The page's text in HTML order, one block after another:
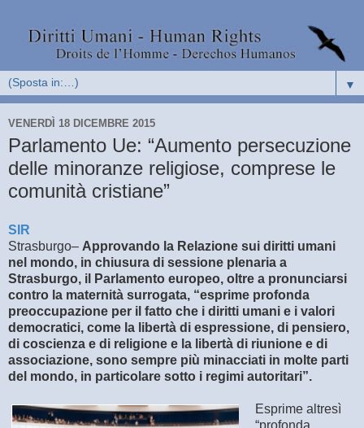
▼
VENERDÌ 18 DICEMBRE 2015
Parlamento Ue: “Aumento persecuzione
delle minoranze religiose, comprese le
comunità cristiane”
SIR
Strasburgo– Approvando la Relazione sui diritti umani
nel mondo, in chiusura di sessione plenaria a
Strasburgo, il Parlamento europeo, oltre a pronunciarsi
contro la maternità surrogata, “esprime profonda
preoccupazione per il fatto che i diritti umani e i valori
democratici, come la libertà di espressione, di pensiero,
di coscienza e di religione e la libertà di riunione e di
associazione, sono sempre più minacciati in molte parti
del mondo, in particolare sotto i regimi autoritari”.
Esprime altresì
“profonda